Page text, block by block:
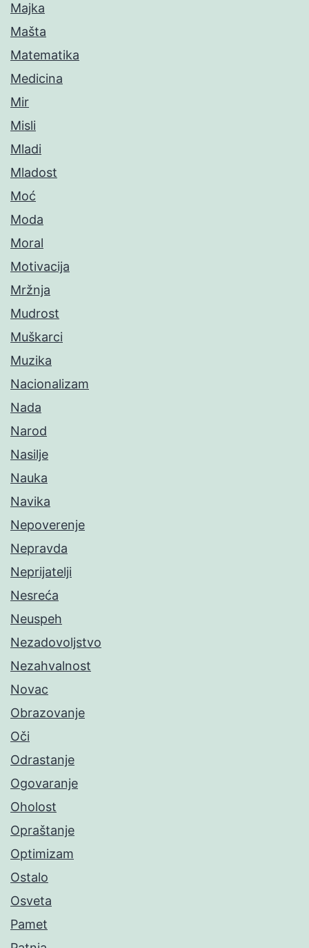
Majka
Mašta
Matematika
Medicina
Mir
Misli
Mladi
Mladost
Moć
Moda
Moral
Motivacija
Mržnja
Mudrost
Muškarci
Muzika
Nacionalizam
Nada
Narod
Nasilje
Nauka
Navika
Nepoverenje
Nepravda
Neprijatelji
Nesreća
Neuspeh
Nezadovoljstvo
Nezahvalnost
Novac
Obrazovanje
Oči
Odrastanje
Ogovaranje
Oholost
Opraštanje
Optimizam
Ostalo
Osveta
Pamet